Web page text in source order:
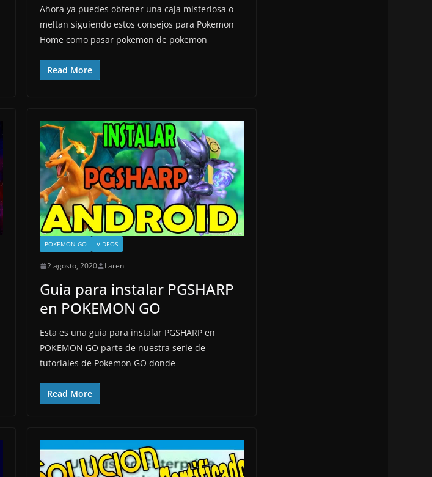
Ahora ya puedes obtener una caja misteriosa o
meltan siguiendo estos consejos para Pokemon
Home como pasar pokemon de pokemon
Read More
POKEMON GO VIDEOS
2 agosto, 2020 Laren
Guia para instalar PGSHARP
en POKEMON GO
Esta es una guia para instalar PGSHARP en
POKEMON GO parte de nuestra serie de
tutoriales de Pokemon GO donde
Read More